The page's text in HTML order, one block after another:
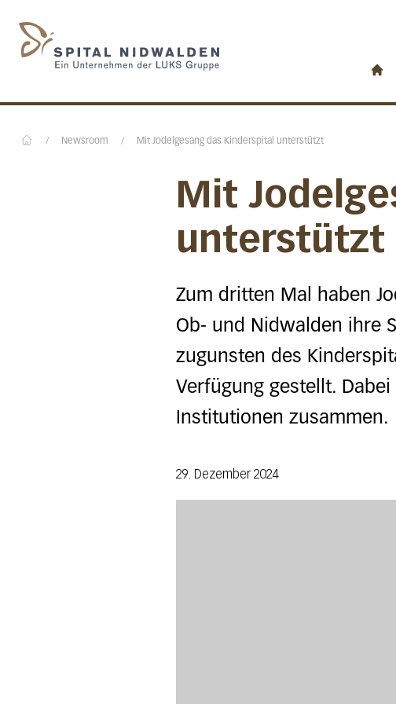
/ Newsroom / Mit Jodelgesang das Kinderspital unterstützt
Mit
unterstützt
Zum dritten Mal haben
Ob- und Nidwalden ihre
zugunsten des
Verfügung gestellt.
Institutionen zusammen.
29. Dezember 2024